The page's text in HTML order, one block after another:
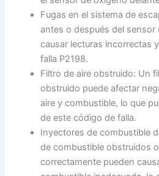
Fugas en el sistema de
antes o después del sensor
causar lecturas incorrectas
falla P2198.
Filtro de aire obstruido: Un
obstruido puede afectar
aire y combustible, lo que
de este código de falla.
Inyectores de combustible
de combustible obstruidos
correctamente pueden